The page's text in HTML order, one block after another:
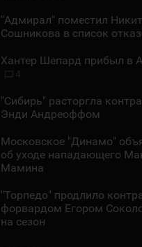
"Адмирал" поместил
Сошникова в список
Хантер Шепард прибыл в
4
"Сибирь" расторгла
Энди Андреоффом
Московское "Динамо"
об уходе нападающего
Мамина
"Торпедо" продлило
форвардом Егором
на сезон